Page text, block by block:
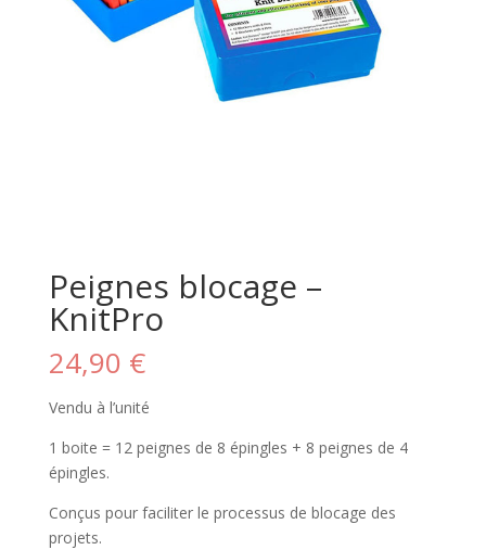
Peignes blocage –
KnitPro
24,90 €
Vendu à l’unité
1 boite = 12 peignes de 8 épingles + 8 peignes de 4
épingles.
Conçus pour faciliter le processus de blocage des
projets.